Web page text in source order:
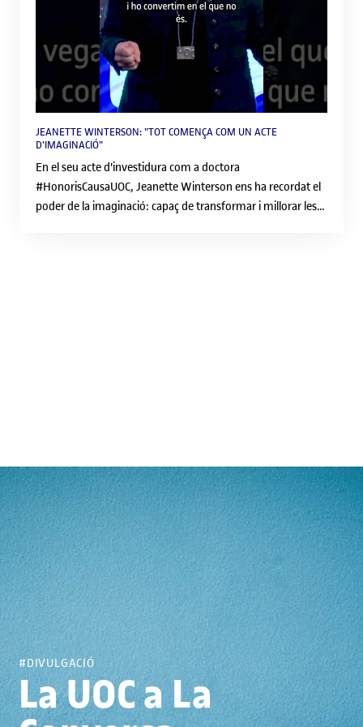
JEANETTE WINTERSON: "TOT COMENÇA COM UN ACTE
D'IMAGINACIÓ"
En el seu acte d'investidura com a doctora
#HonorisCausaUOC, Jeanette Winterson ens ha recordat el
poder de la imaginació: capaç de transformar i millorar les
visitar el nostre web:
https://www.uoc.edu/portal/en/index.html 📚 Estudiar en
línia a la UOC https://estudis.uoc.edu/ca/estudiar-online ✔
Oferta formativa (graus, màsters universitaris, postgraus,
seminaris i assignatures lliures):
https://estudis.uoc.edu/ca/estudis ✉️ Més informació
sobre l'oferta formativa:
https://estudis.uoc.edu/ca/contacte ESP 🔔 Suscríbete al
canal y activa las notificaciones:
https://www.youtube.com/c/UOCUniversitatObertadeCatal
unyaBarcelona 📱 Síguenos en nuestras redes sociales:
Instagram: https://www.instagram.com/uocuniversitat/
Bluesky: https://bsky.app/profile/uocuniversitat.bsky.social
#DIVULGACIÓ
La UOC a La